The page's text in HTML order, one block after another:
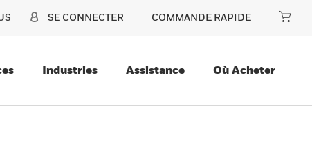
SE CONNECTER COMMANDE RAPIDE
Industries Assistance Où Acheter